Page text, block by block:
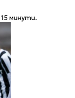
минути.